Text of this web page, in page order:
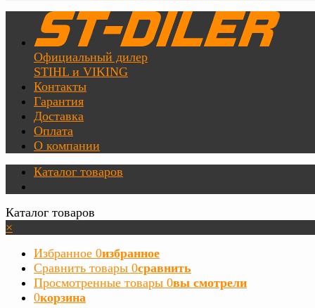
Официальный дилер
STIHL и VIKING
Контакты
Гарантия
Доставка
Оплата
О компании
Каталог товаров
Каталог товаров
×
Избранное 0избранное
Сравнить товары 0сравнить
Просмотренные товары 0вы смотрели
0корзина